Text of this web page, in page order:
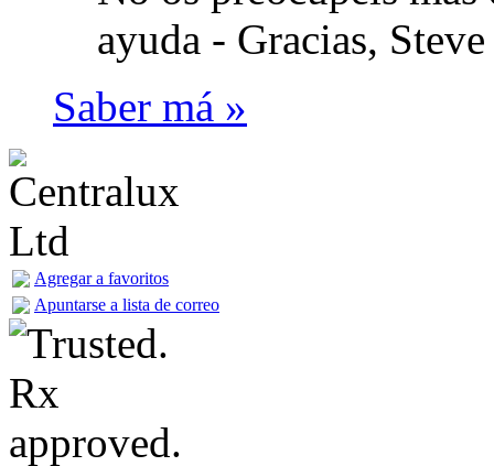
ayuda - Gracias, Steve
Saber má »
Agregar a favoritos
Apuntarse a lista de correo